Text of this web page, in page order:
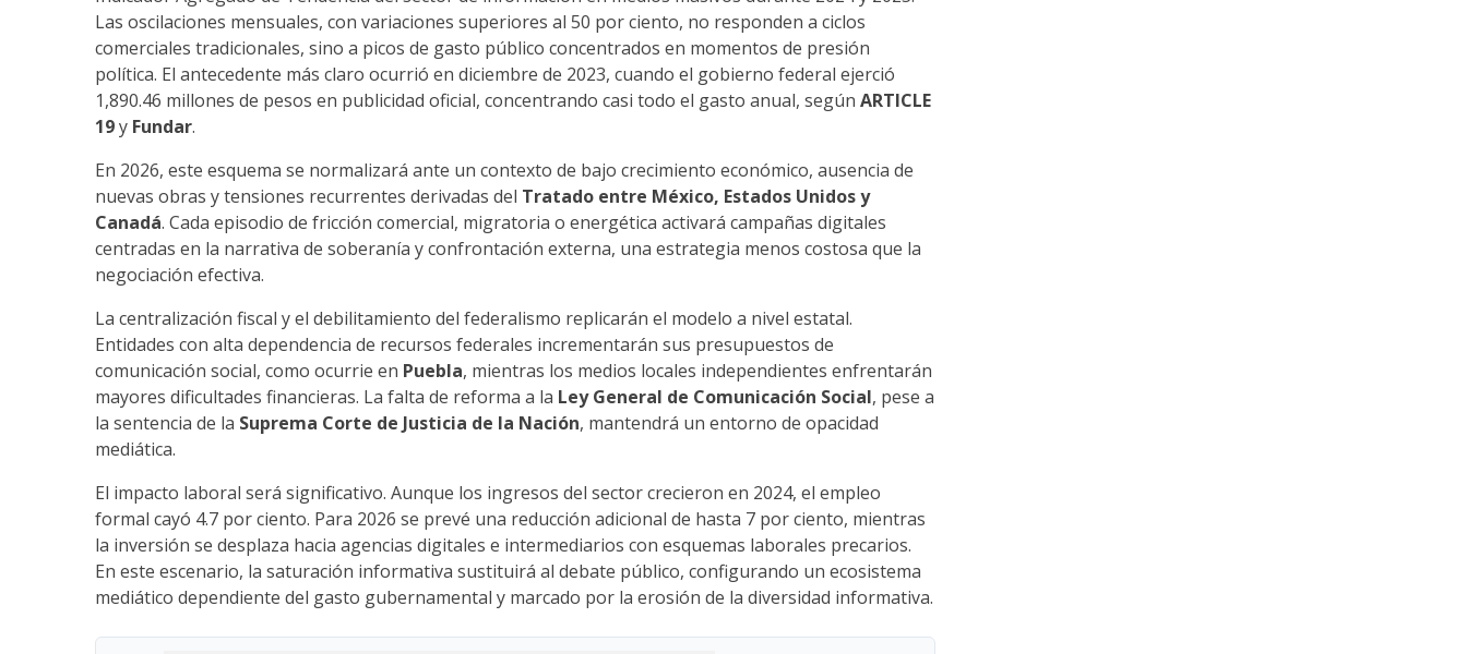
Las oscilaciones mensuales, con variaciones superiores al 50 por ciento, no responden a ciclos
comerciales tradicionales, sino a picos de gasto público concentrados en momentos de presión
política. El antecedente más claro ocurrió en diciembre de 2023, cuando el gobierno federal ejerció
1,890.46 millones de pesos en publicidad oficial, concentrando casi todo el gasto anual, según ARTICLE
19y Fundar.
En 2026, este esquema se normalizará ante un contexto de bajo crecimiento económico, ausencia de
nuevas obras y tensiones recurrentes derivadas del Tratado entre México, Estados Unidos y
Canadá. Cada episodio de fricción comercial, migratoria o energética activará campañas digitales
centradas en la narrativa de soberanía y confrontación externa, una estrategia menos costosa que la
negociación efectiva.
La centralización fiscal y el debilitamiento del federalismo replicarán el modelo a nivel estatal.
Entidades con alta dependencia de recursos federales incrementarán sus presupuestos de
comunicación social, como ocurrie en Puebla, mientras los medios locales independientes enfrentarán
mayores dificultades financieras. La falta de reforma a la Ley General de Comunicación Social, pese a
la sentencia de la Suprema Corte de Justicia de la Nación, mantendrá un entorno de opacidad
mediática.
El impacto laboral será significativo. Aunque los ingresos del sector crecieron en 2024, el empleo
formal cayó 4.7 por ciento. Para 2026 se prevé una reducción adicional de hasta 7 por ciento, mientras
la inversión se desplaza hacia agencias digitales e intermediarios con esquemas laborales precarios.
En este escenario, la saturación informativa sustituirá al debate público, configurando un ecosistema
mediático dependiente del gasto gubernamental y marcado por la erosión de la diversidad informativa.